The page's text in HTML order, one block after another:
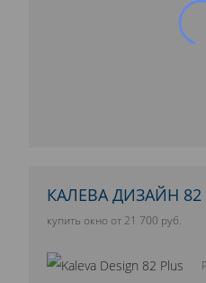
КАЛЕВА ДИЗАЙН
купить окно от 21 700 руб.